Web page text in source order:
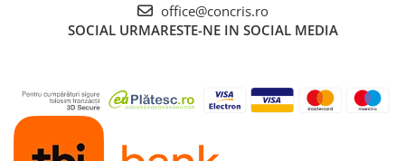
office@concris.ro
SOCIAL URMARESTE-NE IN SOCIAL MEDIA